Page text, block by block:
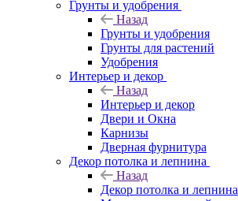
Грунты и удобрения
Назад
Грунты и удобрения
Грунты для растений
Удобрения
Интерьер и декор
Назад
Интерьер и декор
Двери и Окна
Карнизы
Дверная фурнитура
Декор потолка и лепнина
Назад
Декор потолка и лепнина